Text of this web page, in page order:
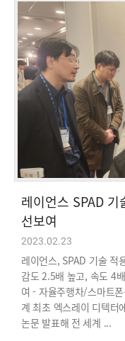
레이언스 SPAD
선보여
2023.02.23
레이언스, SPAD 기술 적
감도 2.5배 높고, 속도 4
여 - 자율주행차/스마트
계 최초 엑스레이 디텍터
논문 발표해 전 세계 ...